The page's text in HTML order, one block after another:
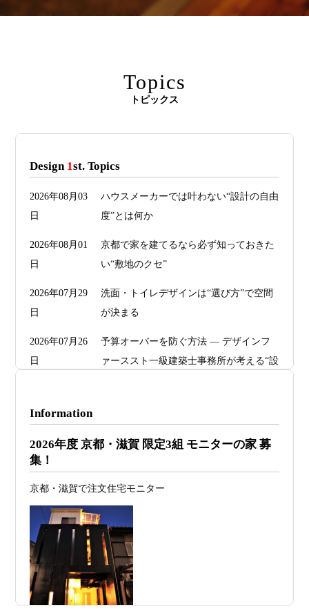
Topics
トピックス
Design 1st. Topics
2026年08月03
日
ハウスメーカーでは叶わない“設計の自由
度”とは何か
2026年08月01
日
京都で家を建てるなら必ず知っておきた
い“敷地のクセ”
2026年07月29
日
洗面・トイレデザインは“選び方”で空間
が決まる
2026年07月26
日
予算オーバーを防ぐ方法 ― デザインフ
ァーススト一級建築士事務所が考える“設
2026年07月24
こそ知っておくべき“建築費が上がる理
2026年07月23
予算が限られていても“美しい家”はつく
れる 削るべき場所・残すべき場所をどう
見極めるか
2026年07月20
日
RC造と木造の本質的な違いと、木造で
RC風デザインを実現するための設計戦略
Information
2026年度 京都・滋賀 限定3組 モニターの家 募
集！
京都・滋賀で注文住宅モニター